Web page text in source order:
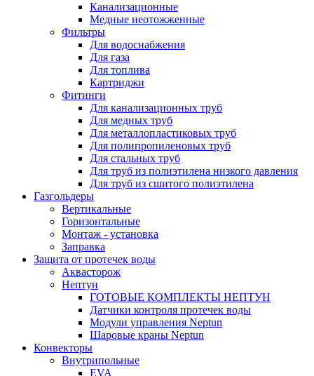
Канализационные
Медные неотожженные
Фильтры
Для водоснабжения
Для газа
Для топлива
Картриджи
Фитинги
Для канализационных труб
Для медных труб
Для металлопластиковых труб
Для полипропиленовых труб
Для стальных труб
Для труб из полиэтилена низкого давления
Для труб из сшитого полиэтилена
Газгольдеры
Вертикальные
Горизонтальные
Монтаж - установка
Заправка
Защита от протечек воды
Аквасторож
Нептун
ГОТОВЫЕ КОМПЛЕКТЫ НЕПТУН
Датчики контроля протечек воды
Модули управления Neptun
Шаровые краны Neptun
Конвекторы
Внутрипольные
EVA